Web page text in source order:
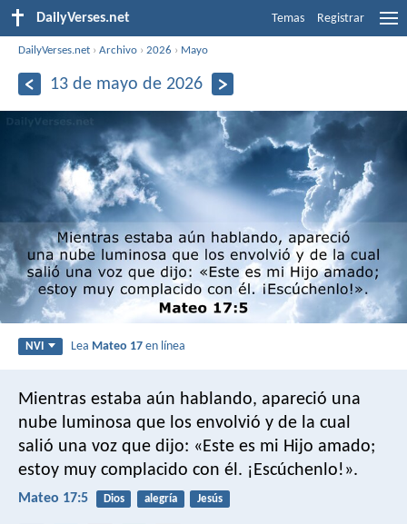
DailyVerses.net Temas Registrar
DailyVerses.net ›Archivo ›2026 › Mayo
13 de mayo de 2026
NVI Lea Mateo 17 en línea
Mientras estaba aún hablando, apareció una
nube luminosa que los envolvió y de la cual
salió una voz que dijo: «Este es mi Hijo amado;
estoy muy complacido con él. ¡Escúchenlo!».
Mateo 17:5 Dios alegría Jesús